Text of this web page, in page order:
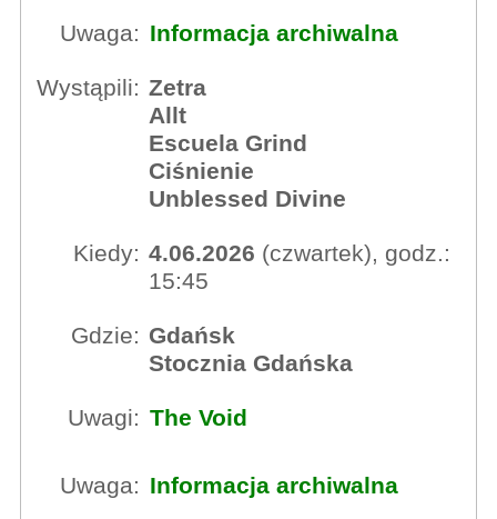
Uwaga: Informacja archiwalna
Wystąpili: Zetra
Allt
Escuela Grind
Ciśnienie
Unblessed Divine
Kiedy: 4.06.2026 (czwartek), godz.:
15:45
Gdzie: Gdańsk
Stocznia Gdańska
Uwagi: The Void
Uwaga: Informacja archiwalna